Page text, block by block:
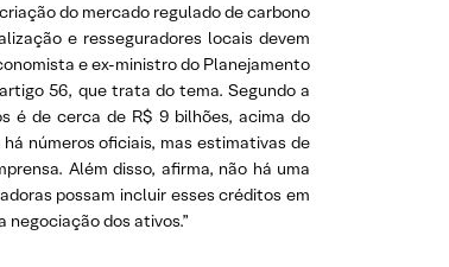
do mercado regulado de carbono
e resseguradores locais devem
e ex-ministro do Planejamento
56, que trata do tema. Segundo a
é de cerca de R$ 9 bilhões, acima do
números oficiais, mas estimativas de
Além disso, afirma, não há uma
possam incluir esses créditos em
dos ativos.”